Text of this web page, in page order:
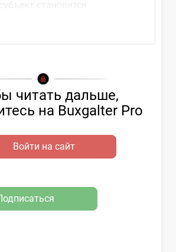
читать дальше,
на Buxgalter Pro
Войти на сайт